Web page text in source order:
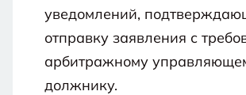
уведомлений,
отправку заявления с
арбитражному
должнику.